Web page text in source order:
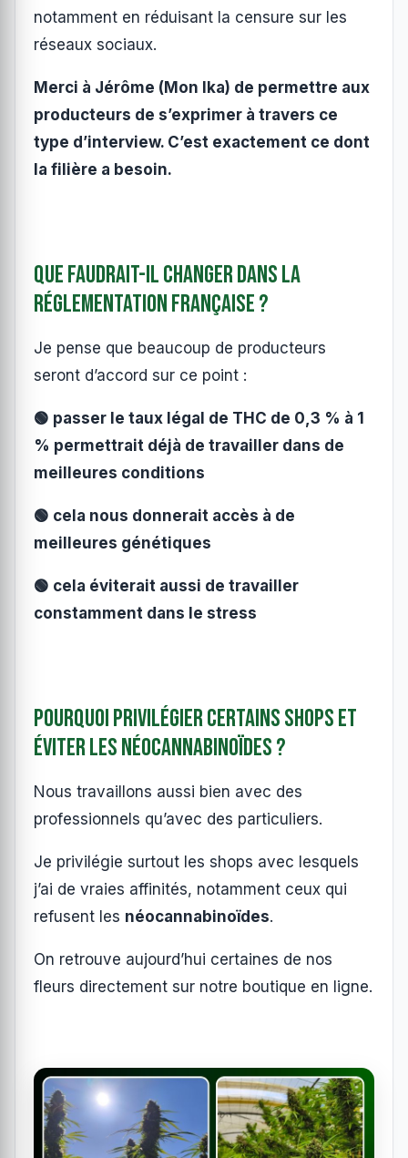
notamment en réduisant la censure sur les
réseaux sociaux.
Merci à Jérôme (Mon Ika) de permettre aux
producteurs de s’exprimer à travers ce
type d’interview. C’est exactement ce dont
la filière a besoin.
Que faudrait-il changer dans la
réglementation française ?
Je pense que beaucoup de producteurs
seront d’accord sur ce point :
🟢 passer le taux légal de THC de 0,3 % à 1
% permettrait déjà de travailler dans de
meilleures conditions
🟢 cela nous donnerait accès à de
meilleures génétiques
🟢 cela éviterait aussi de travailler
constamment dans le stress
Pourquoi privilégier certains shops et
éviter les néocannabinoïdes ?
Nous travaillons aussi bien avec des
professionnels qu’avec des particuliers.
Je privilégie surtout les shops avec lesquels
j’ai de vraies affinités, notamment ceux qui
refusent les néocannabinoïdes.
On retrouve aujourd’hui certaines de nos
fleurs directement sur notre boutique en ligne.